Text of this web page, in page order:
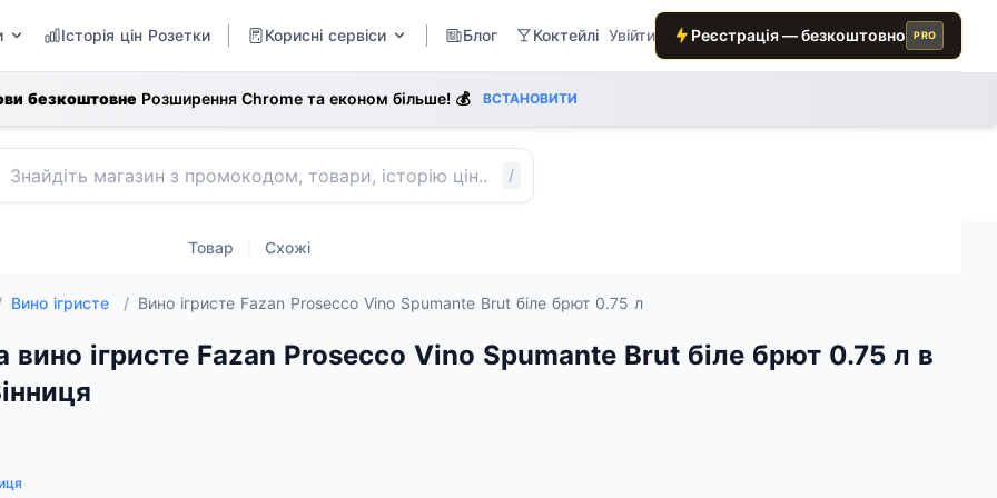
Історія цін Розетки Корисні сервіси Блог Коктейлі Увійти Реєстрація — безкоштовно PRO
безкоштовне Розширення Chrome та економ більше! 💰 ВСТАНОВИТИ
/
Товар Схожі
Вино ігристе / Вино ігристе Fazan Prosecco Vino Spumante Brut біле брют 0.75 л
вино ігристе Fazan Prosecco Vino Spumante Brut біле брют 0.75 л в